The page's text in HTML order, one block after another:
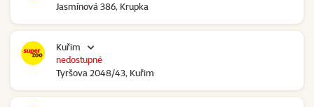
Jasmínová 386, Krupka
Kuřim
Tyršova 2048/43, Kuřim
nedostupné